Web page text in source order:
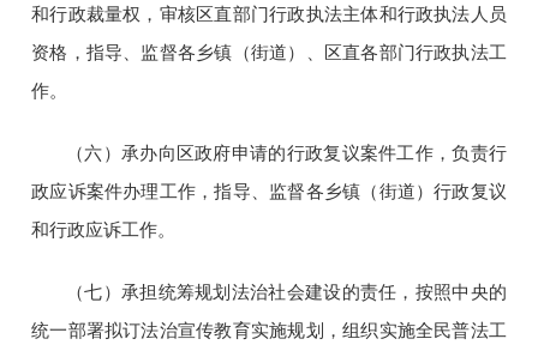
和行政裁量权，审核区直部门行政执法主体和行政执法人员
资格，指导、监督各乡镇（街道）、区直各部门行政执法工
作。
（六）承办向区政府申请的行政复议案件工作，负责行
政应诉案件办理工作，指导、监督各乡镇（街道）行政复议
和行政应诉工作。
（七）承担统筹规划法治社会建设的责任，按照中央的
统一部署拟订法治宣传教育实施规划，组织实施全民普法工